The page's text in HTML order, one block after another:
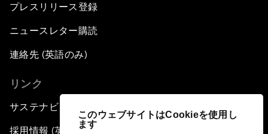
このウェブサイトはCookieを使用し
ます
プレスリリース登録
ニュースレター購読
連絡先 (英語のみ)
リンク
サステナビリティへの取り組み
採用情報 (英語のみ)